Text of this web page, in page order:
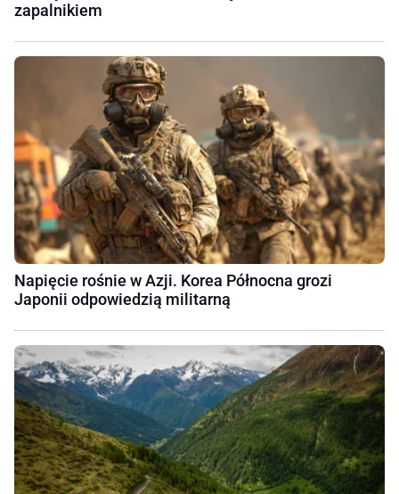
zapalnikiem
Napięcie rośnie w Azji. Korea Północna grozi
Japonii odpowiedzią militarną